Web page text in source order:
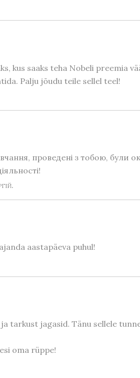
kus saaks teha Nobeli preemia
Palju jõudu teile sellel teel!
проведені з тобою, були
aastapäeva puhul!
tarkust jagasid. Tänu sellele
oma rüppe!